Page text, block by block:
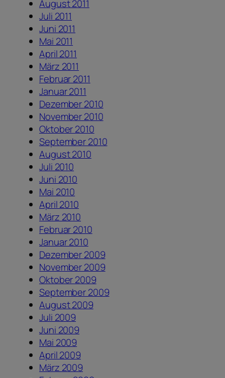
August 2011
Juli 2011
Juni 2011
Mai 2011
April 2011
März 2011
Februar 2011
Januar 2011
Dezember 2010
November 2010
Oktober 2010
September 2010
August 2010
Juli 2010
Juni 2010
Mai 2010
April 2010
März 2010
Februar 2010
Januar 2010
Dezember 2009
November 2009
Oktober 2009
September 2009
August 2009
Juli 2009
Juni 2009
Mai 2009
April 2009
März 2009